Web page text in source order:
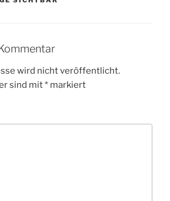
wird nicht veröffentlicht.
sind mit* markiert